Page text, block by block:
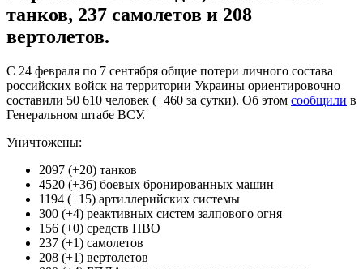
танков, 237 самолетов и 208
вертолетов.
С 24 февраля по 7 сентября общие потери личного состава
российских войск на территории Украины ориентировочно
составили 50 610 человек (+460 за сутки). Об этом сообщили в
Генеральном штабе ВСУ.
Уничтожены:
2097 (+20) танков
4520 (+36) боевых бронированных машин
1194 (+15) артиллерийских системы
300 (+4) реактивных систем залпового огня
156 (+0) средств ПВО
237 (+1) самолетов
208 (+1) вертолетов